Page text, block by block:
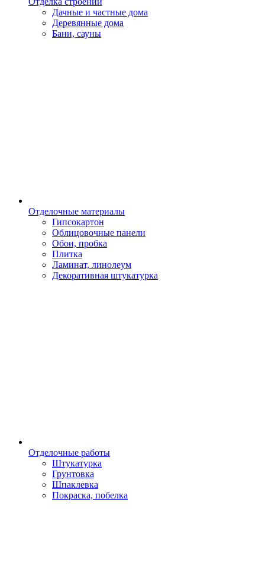
Дачные и частные дома
Деревянные дома
Бани, сауны
Отделочные материалы
Гипсокартон
Облицовочные панели
Обои, пробка
Плитка
Ламинат, линолеум
Декоративная штукатурка
Отделочные работы
Штукатурка
Грунтовка
Шпаклевка
Покраска, побелка